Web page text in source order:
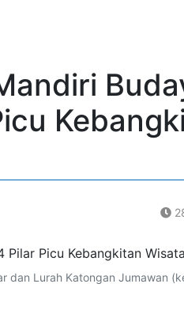
dan Lurah Katongan Jumawan